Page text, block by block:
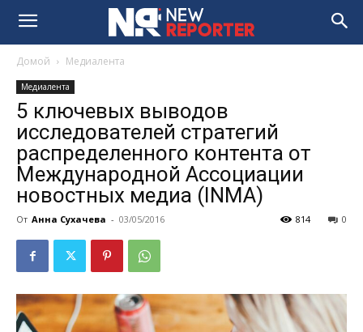
Домой Медиалента
Медиалента
5 ключевых выводов
исследователей стратегий
распределенного контента от
Международной Ассоциации
новостных медиа (INMA)
От Анна Сухачева - 03/05/2016 0
814